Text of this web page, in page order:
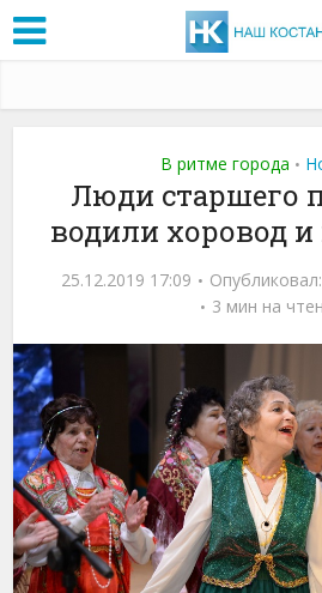
В ритме города •
Люди старшего
водили хоровод
25.12.2019 17:09 Опубликовал:
3 мин на